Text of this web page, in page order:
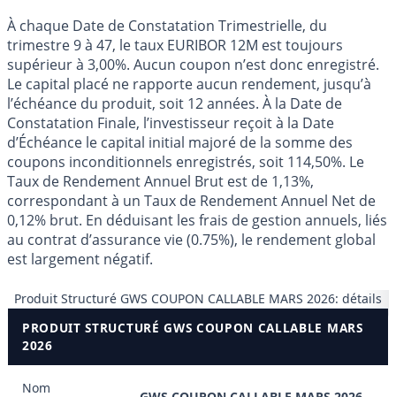
À chaque Date de Constatation Trimestrielle, du
trimestre 9 à 47, le taux EURIBOR 12M est toujours
supérieur à 3,00%. Aucun coupon n’est donc enregistré.
Le capital placé ne rapporte aucun rendement, jusqu’à
l’échéance du produit, soit 12 années. À la Date de
Constatation Finale, l’investisseur reçoit à la Date
d’Échéance le capital initial majoré de la somme des
coupons inconditionnels enregistrés, soit 114,50%. Le
Taux de Rendement Annuel Brut est de 1,13%,
correspondant à un Taux de Rendement Annuel Net de
0,12% brut. En déduisant les frais de gestion annuels, liés
au contrat d’assurance vie (0.75%), le rendement global
est largement négatif.
Produit Structuré GWS COUPON CALLABLE MARS 2026: détails
PRODUIT STRUCTURÉ GWS COUPON CALLABLE MARS
2026
Nom